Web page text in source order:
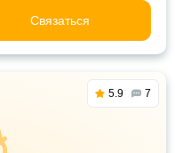
Связаться
5.9 7